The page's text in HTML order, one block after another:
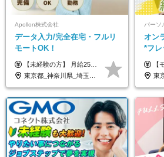
Apollon株式会社
データ入力/完全在宅・フルリ
モートOK！
【未経験の方】 月給25.5万円以上＋各種手当 【事務経験3年以上の方】 月給28万円以上＋各種手当 ※経験・スキル・年齢を考慮の上、決定します ※試用期間：3ヶ月(雇用形態は正社員、給与・待遇に変更はありません) ※残業代は全額別途支給 ※昇給：年1回（査定あり） ※賞与：年3回（業績に応じて支給） ＼努力がしっかり評価される環境です！／ 「どんなスキルを身につければ昇給できるか」が明確だから、 着実に成長しながら収入アップを目指せます。
東京都_神奈川県_埼玉県_千葉県_大阪府_愛知県_北海道_青森県_岩手県_宮城県_秋田県_山形県_福島県_茨城県_栃木県_群馬県_新潟県_山梨県_長野県_富山県_石川県_福井県_静岡県_岐阜県_三重県_兵庫県_京都府_滋賀県_奈良県_和歌山県_広島県_岡山県_鳥取県_島根県_山口県_徳島県_香川県_愛媛県_高知県_福岡県_熊本県_佐賀県_長崎県_大分県_宮崎県_鹿児島県_沖縄県
オン
*フレ
パー
面接
【モデル年収】 ≪契約社員≫ 年収330万円 (基本給23万 ＋ 地区手当3万円
東